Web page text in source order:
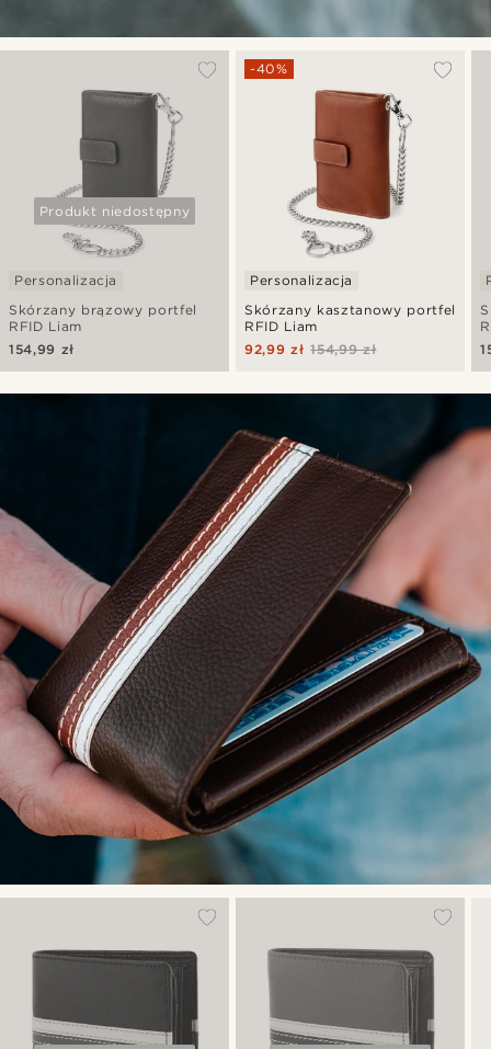
Produkt niedostępny
Skórzany brązowy portfel
RFID Liam
Personalizacja
154,99 zł
Skórzany kasztanowy portfel
RFID Liam
-40%
Personalizacja
154,99 zł
92,99 zł